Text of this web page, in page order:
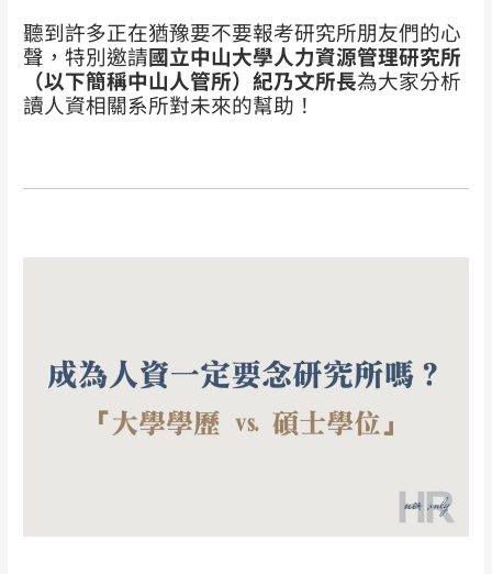
聽到許多正在猶豫要不要報考研究所朋友們的心
聲，特別邀請國立中山大學人力資源管理研究所
（以下簡稱中山人管所）紀乃文所長為大家分析
讀人資相關系所對未來的幫助！